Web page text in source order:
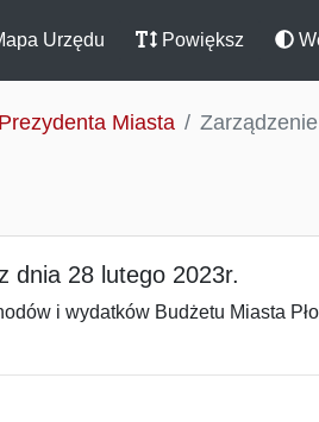
Urzędu Powiększ
Miasta
dnia 28 lutego 2023r.
i wydatków Budżetu Miasta